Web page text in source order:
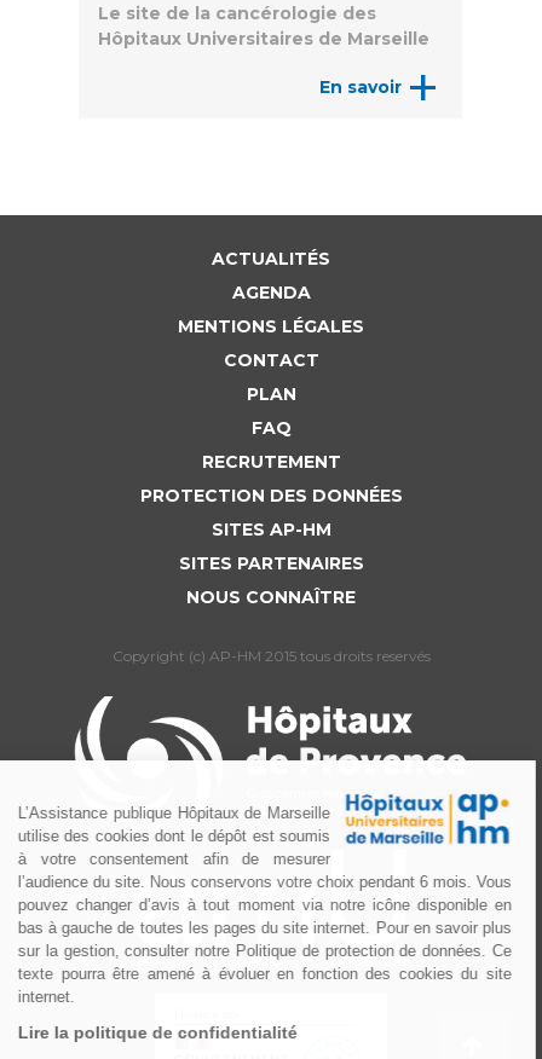
Le site de la cancérologie des
Hôpitaux Universitaires de Marseille
En savoir +
ACTUALITÉS
AGENDA
MENTIONS LÉGALES
CONTACT
PLAN
FAQ
RECRUTEMENT
PROTECTION DES DONNÉES
SITES AP-HM
SITES PARTENAIRES
NOUS CONNAÎTRE
Copyright (c) AP-HM 2015 tous droits reservés
L’Assistance publique Hôpitaux de Marseille
utilise des cookies dont le dépôt est soumis
à votre consentement afin de mesurer
l’audience du site. Nous conservons votre choix pendant 6 mois. Vous
pouvez changer d’avis à tout moment via notre icône disponible en
bas à gauche de toutes les pages du site internet. Pour en savoir plus
sur la gestion, consulter notre Politique de protection de données. Ce
texte pourra être amené à évoluer en fonction des cookies du site
internet.
Lire la politique de confidentialité